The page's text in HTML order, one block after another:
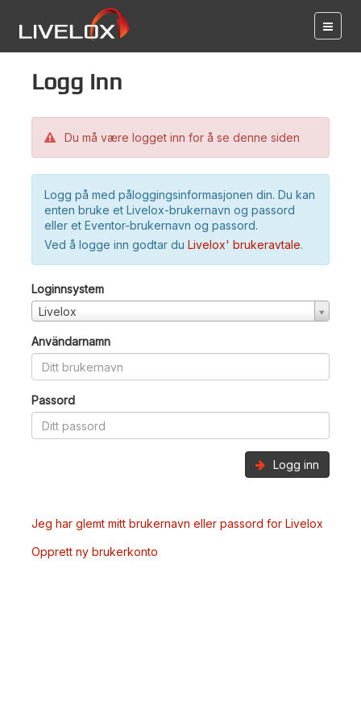
Logg inn
Du må være logget inn for å se denne siden
Logg på med påloggingsinformasjonen din. Du kan
enten bruke et Livelox-brukernavn og passord
eller et Eventor-brukernavn og passord.
Ved å logge inn godtar du Livelox' brukeravtale.
Loginnsystem
Livelox
Användarnamn
Passord
Logg inn
Jeg har glemt mitt brukernavn eller passord for Livelox
Opprett ny brukerkonto